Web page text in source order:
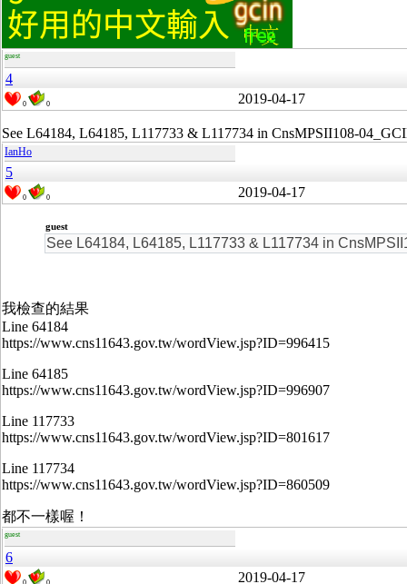
guest
4
0 0 2019-04-17
See L64184, L64185, L117733 & L117734 in CnsMPSII108-
IanHo
5
0 0 2019-04-17
guest
See L64184, L64185, L117733 & L117734 in
我檢查的結果
Line 64184
https://www.cns11643.gov.tw/wordView.jsp?ID=996415
Line 64185
https://www.cns11643.gov.tw/wordView.jsp?ID=996907
Line 117733
https://www.cns11643.gov.tw/wordView.jsp?ID=801617
Line 117734
https://www.cns11643.gov.tw/wordView.jsp?ID=860509
都不一樣喔！
guest
6
2019-04-17